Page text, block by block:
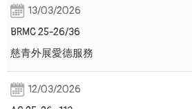
13/03/2026
BRMC 25-26/36
慈青外展愛德服務
12/03/2026